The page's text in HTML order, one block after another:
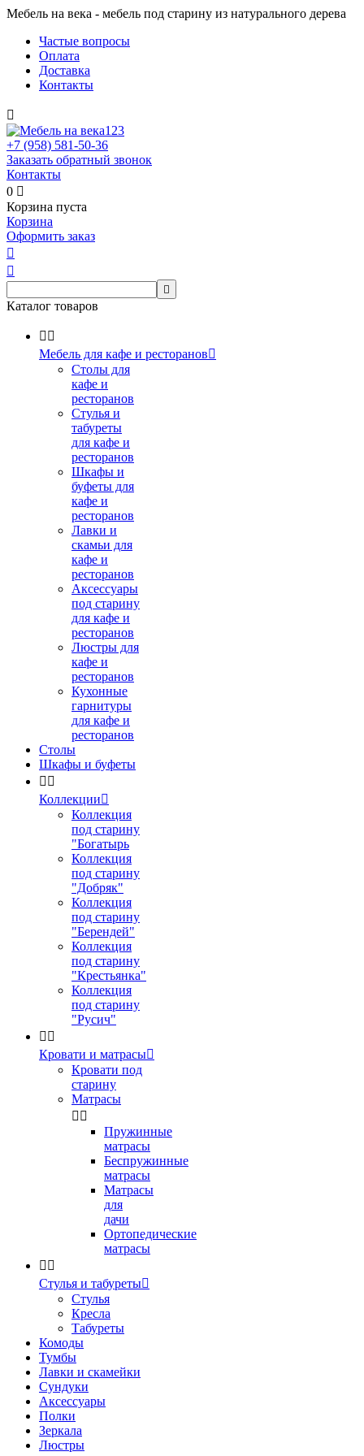
Мебель на века - мебель под старину из натурального дерева
Частые вопросы
Оплата
Доставка
Контакты

+7 (958) 581-50-36
Заказать обратный звонок
Контакты
0 
Корзина пуста
Корзина
Оформить заказ



Каталог товаров
 
Мебель для кафе и ресторанов
Столы для
кафе и
ресторанов
Стулья и
табуреты
для кафе и
ресторанов
Шкафы и
буфеты для
кафе и
ресторанов
Лавки и
скамьи для
кафе и
ресторанов
Аксессуары
под старину
для кафе и
ресторанов
Люстры для
кафе и
ресторанов
Кухонные
гарнитуры
для кафе и
ресторанов
Столы
Шкафы и буфеты
 
Коллекции
Коллекция
под старину
"Богатырь
Коллекция
под старину
"Добряк"
Коллекция
под старину
"Берендей"
Коллекция
под старину
"Крестьянка"
Коллекция
под старину
"Русич"
 
Кровати и матрасы
Кровати под
старину
Матрасы
 
Пружинные
матрасы
Беспружинные
матрасы
Матрасы
для
дачи
Ортопедические
матрасы
 
Стулья и табуреты
Стулья
Кресла
Табуреты
Комоды
Тумбы
Лавки и скамейки
Сундуки
Аксессуары
Полки
Зеркала
Люстры